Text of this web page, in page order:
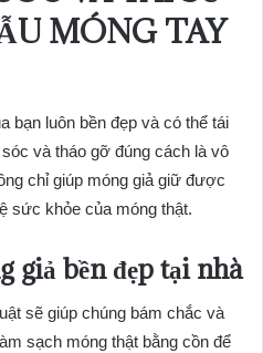
MÓNG TAY
bạn luôn bền đẹp và có thể tái
và tháo gỡ đúng cách là vô
chỉ giúp móng giả giữ được
sức khỏe của móng thật.
giả bền đẹp tại nhà
sẽ giúp chúng bám chắc và
sạch móng thật bằng cồn để